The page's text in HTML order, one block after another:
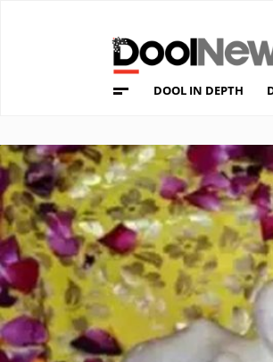
DOOL IN DEPTH